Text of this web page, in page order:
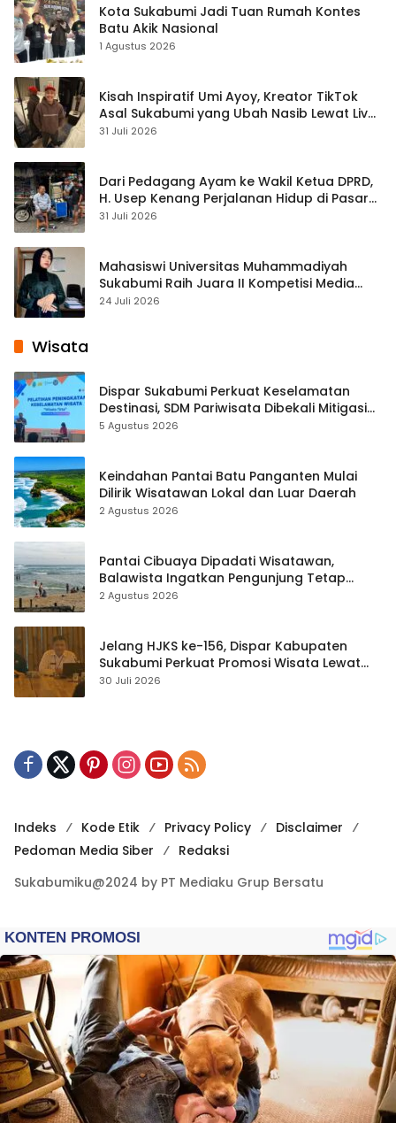
Kota Sukabumi Jadi Tuan Rumah Kontes
Batu Akik Nasional
1 Agustus 2026
Kisah Inspiratif Umi Ayoy, Kreator TikTok
Asal Sukabumi yang Ubah Nasib Lewat Live
Streaming
31 Juli 2026
Dari Pedagang Ayam ke Wakil Ketua DPRD,
H. Usep Kenang Perjalanan Hidup di Pasar
Cisaat
31 Juli 2026
Mahasiswi Universitas Muhammadiyah
Sukabumi Raih Juara II Kompetisi Media
Pembelajaran Digital Tingkat Internasional
24 Juli 2026
Wisata
Dispar Sukabumi Perkuat Keselamatan
Destinasi, SDM Pariwisata Dibekali Mitigasi
hingga Teknik Evakuasi
5 Agustus 2026
Keindahan Pantai Batu Panganten Mulai
Dilirik Wisatawan Lokal dan Luar Daerah
2 Agustus 2026
Pantai Cibuaya Dipadati Wisatawan,
Balawista Ingatkan Pengunjung Tetap
Waspada
2 Agustus 2026
Jelang HJKS ke-156, Dispar Kabupaten
Sukabumi Perkuat Promosi Wisata Lewat
Publikasi Digital
30 Juli 2026
Indeks Kode Etik Privacy Policy
Disclaimer
Pedoman Media Siber
Redaksi
Sukabumiku@2024 by PT Mediaku Grup Bersatu